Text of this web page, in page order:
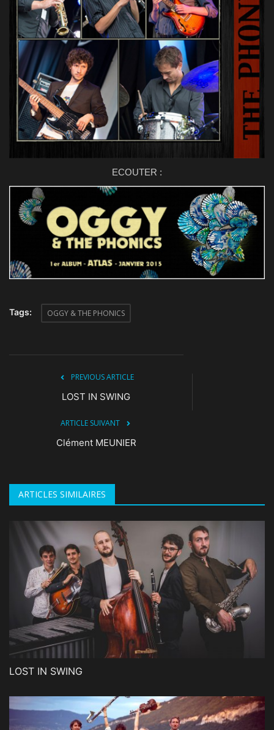
ECOUTER :
Tags: OGGY & THE PHONICS
PREVIOUS ARTICLE
LOST IN SWING
ARTICLE SUIVANT
Clément MEUNIER
ARTICLES SIMILAIRES
LOST IN SWING